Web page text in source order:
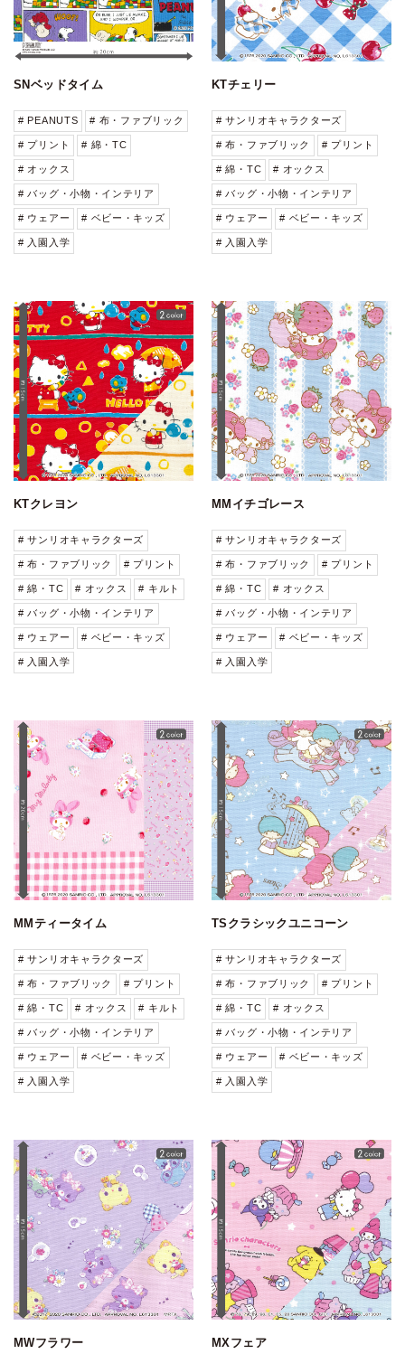
SNベッドタイム
# PEANUTS # 布・ファブリック
# プリント # 綿・TC
# オックス
# バッグ・小物・インテリア
# ウェアー # ベビー・キッズ
# 入園入学
KTチェリー
# サンリオキャラクターズ
# 布・ファブリック # プリント
# 綿・TC # オックス
# バッグ・小物・インテリア
# ウェアー # ベビー・キッズ
# 入園入学
KTクレヨン
# サンリオキャラクターズ
# 布・ファブリック # プリント
# 綿・TC # オックス # キルト
# バッグ・小物・インテリア
# ウェアー # ベビー・キッズ
# 入園入学
MMイチゴレース
# サンリオキャラクターズ
# 布・ファブリック # プリント
# 綿・TC # オックス
# バッグ・小物・インテリア
# ウェアー # ベビー・キッズ
# 入園入学
MMティータイム
# サンリオキャラクターズ
# 布・ファブリック # プリント
# 綿・TC # オックス # キルト
# バッグ・小物・インテリア
# ウェアー # ベビー・キッズ
# 入園入学
TSクラシックユニコーン
# サンリオキャラクターズ
# 布・ファブリック # プリント
# 綿・TC # オックス
# バッグ・小物・インテリア
# ウェアー # ベビー・キッズ
# 入園入学
MWフラワー MXフェア